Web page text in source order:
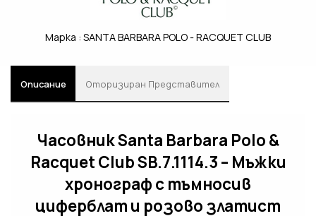
Марка : SANTA BARBARA POLO - RACQUET CLUB
Описание Oторизиран Представител
Часовник Santa Barbara Polo &
Racquet Club SB.7.1114.3 – Мъжки
хронограф с тъмносив
циферблат и розово златист